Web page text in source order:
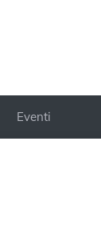
Eventi